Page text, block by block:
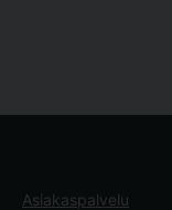
Asiakaspalvelu